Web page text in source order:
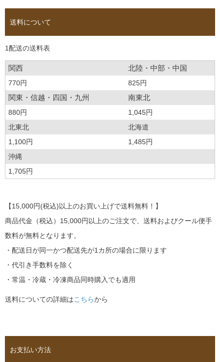
送料について
1配送の送料表
関西 北陸・中部・中国
770円 825円
関東・信越・四国・九州 南東北
880円
1,045円
北東北
北海道
1,100円
1,485円
沖縄
1,705円
【15,000円(税込)以上のお買い上げで送料無料！】
商品代金（税込）15,000円以上のご注文で、送料およびクール便手
数料が無料となります。
・配送日が同一かつ配送先が1カ所の場合に限ります
・代引き手数料を除く
・常温・冷蔵・冷凍商品同時購入でも適用
送料についての詳細はこちらから
お支払い方法